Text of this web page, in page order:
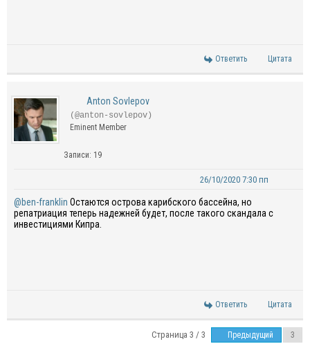
Ответить Цитата
Anton Sovlepov
(@anton-sovlepov)
Eminent Member
Записи: 19
26/10/2020 7:30 пп
@ben-franklin Остаются острова карибского бассейна, но
репатриация теперь надежней будет, после такого скандала с
инвестициями Кипра.
Ответить Цитата
Страница 3 / 3 Предыдущий